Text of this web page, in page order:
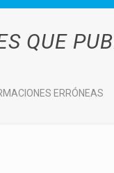
QUE
ERRÓNEAS